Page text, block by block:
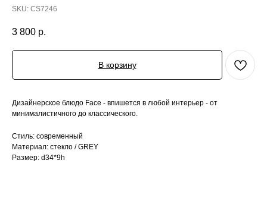
SKU: CS7246
3 800 р.
В корзину
Дизайнерское блюдо Face - впишется в любой интерьер - от
минималистичного до классического.
Стиль: современный
Материал: стекло / GREY
Размер: d34*9h